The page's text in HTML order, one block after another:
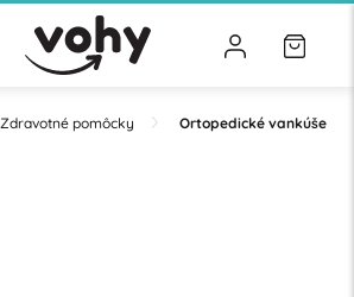
Zdravotné pomôcky Ortopedické vankúše